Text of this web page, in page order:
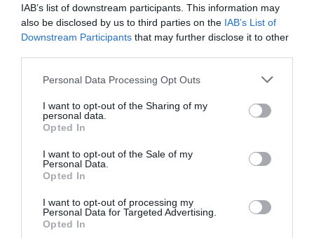
IAB’s list of downstream participants. This information may
also be disclosed by us to third parties on the IAB’s List of
Downstream Participants that may further disclose it to other
Personal Data Processing Opt Outs
I want to opt-out of the Sharing of my
personal data.
Opted In
I want to opt-out of the Sale of my
Personal Data.
Opted In
I want to opt-out of processing my
Personal Data for Targeted Advertising.
Opted In
reservar taula. Però a La Esquinica no hi fan
reserves. Amb una mica de paciència, es pot
esperar a l'entrada per mirar d'agafar lloc.
Entre les millors braves de
Barcelona
Les patates braves del bar són un altre dels seus
reclams. Paco les va portar durant molt de temps
anys, cada cop és més difícil trobar una patata de
qualitat. Les seves braves són màgia i corren per